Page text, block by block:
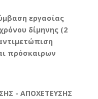
εργασίας
δίμηνης (2
πρόσκαιρων
- ΑΠΟΧΕΤΕΥΣΗΣ